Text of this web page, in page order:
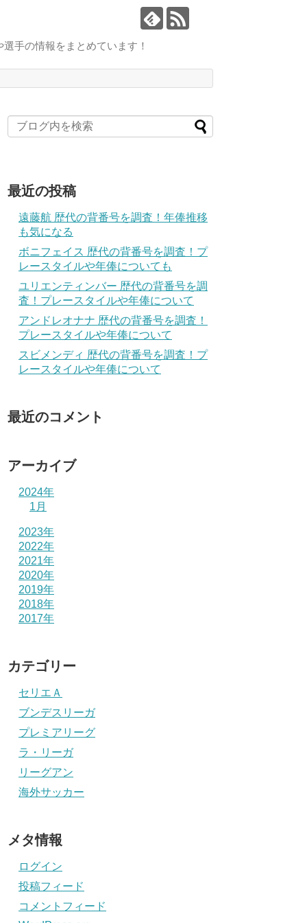
手の情報をまとめています！
最近の投稿
遠藤航 歴代の背番号を調査！年俸推移
も気になる
ボニフェイス 歴代の背番号を調査！プ
レースタイルや年俸についても
ユリエンティンバー 歴代の背番号を調
査！プレースタイルや年俸について
アンドレオナナ 歴代の背番号を調査！
プレースタイルや年俸について
スビメンディ 歴代の背番号を調査！プ
レースタイルや年俸について
最近のコメント
アーカイブ
2024年
1月
2023年
2022年
2021年
2020年
2019年
2018年
2017年
カテゴリー
セリエＡ
ブンデスリーガ
プレミアリーグ
ラ・リーガ
リーグアン
海外サッカー
メタ情報
ログイン
投稿フィード
コメントフィード